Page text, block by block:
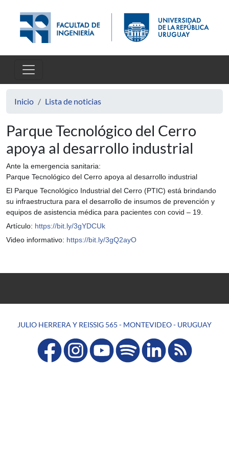
Inicio Lista de noticias
Parque Tecnológico del Cerro
apoya al desarrollo industrial
Ante la emergencia sanitaria:
Parque Tecnológico del Cerro apoya al desarrollo industrial
El Parque Tecnológico Industrial del Cerro (PTIC) está brindando
su infraestructura para el desarrollo de insumos de prevención y
equipos de asistencia médica para pacientes con covid – 19.
Artículo: https://bit.ly/3gYDCUk
Video informativo: https://bit.ly/3gQ2ayO
JULIO HERRERA Y REISSIG 565 - MONTEVIDEO - URUGUAY